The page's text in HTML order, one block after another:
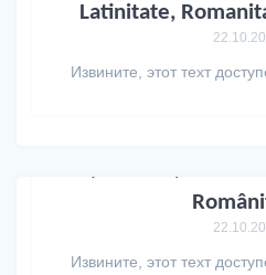
Latinitate,
Извините, этот техт
Извините, этот техт